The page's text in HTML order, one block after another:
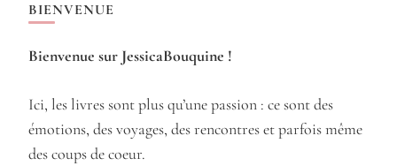
BIENVENUE
Bienvenue sur JessicaBouquine !
Ici, les livres sont plus qu’une passion : ce sont des
émotions, des voyages, des rencontres et parfois même
des coups de coeur.